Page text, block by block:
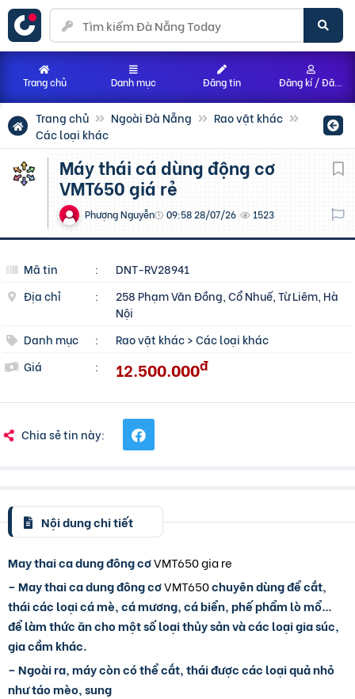
Trang chủ Ngoài Đà Nẵng
Rao vặt khác
Các loại khác
Máy thái cá dùng động cơ
VMT650 giá rẻ
Phượng Nguyễn 09:58 28/07/26 1523
Mã tin :
DNT-RV28941
Địa chỉ
:
258 Phạm Văn Đồng, Cổ Nhuế, Từ Liêm, Hà
Nội
Danh mục
: Rao vặt khác>Các loại khác
Giá
: 12.500.000đ
Chia sẻ tin này:
Nội dung chi tiết
May thai ca dung đông cơVMT650 gia re
–May thai ca dung đông cơVMT650chuyên dùng để cắt,
thái các loại cá mè, cá mương, cá biển, phế phẩm lò mổ…
để làm thức ăn cho một số loại thủy sản và các loại gia súc,
gia cầm khác.
– Ngoài ra, máy còn có thể cắt, thái được các loại quả nhỏ
như táo mèo, sung
Trang chủ Danh mục Đăng tin